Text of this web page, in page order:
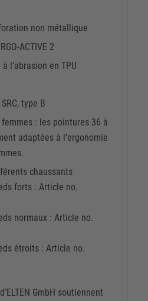
non métallique
ACTIVE 2
l’abrasion en TPU
type B
: les pointures 36 à
adaptées à l’ergonomie
chaussants
forts : Article no.
normaux : Article no.
étroits : Article no.
GmbH soutiennent